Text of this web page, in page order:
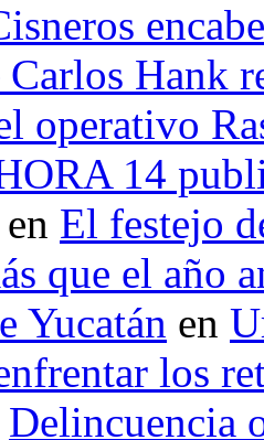
Carlos Hank
operativo
14
en El festejo
que el año
Yucatán en
los
Delincuencia